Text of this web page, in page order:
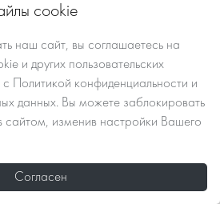
обработки ПДн лицом,
обработки ПДн,
или лицом, действующим по его
3 (трех) рабочих дней с
ПДн согласия на обработку его
иных правовых оснований
субъекта ПДн о прекращении
cookie
наш сайт, вы соглашаетесь на
и других пользовательских
с
Политикой конфиденциальности и
данных. Вы можете заблокировать
сайтом, изменив настройки Вашего
Согласен